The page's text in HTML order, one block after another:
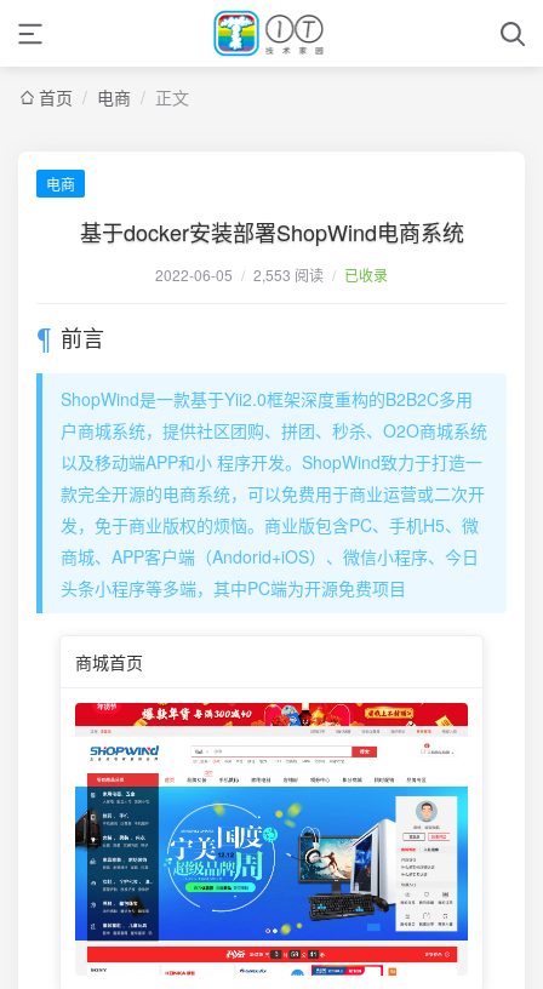
首页 / 电商 / 正文
电商
基于docker安装部署ShopWind电商系统
2022-06-05 / 2,553 阅读 / 已收录
前言
ShopWind是一款基于Yii2.0框架深度重构的B2B2C多用
户商城系统，提供社区团购、拼团、秒杀、O2O商城系统
以及移动端APP和小 程序开发。ShopWind致力于打造一
款完全开源的电商系统，可以免费用于商业运营或二次开
发，免于商业版权的烦恼。商业版包含PC、手机H5、微
商城、APP客户端（Andorid+iOS）、微信小程序、今日
头条小程序等多端，其中PC端为开源免费项目
商城首页